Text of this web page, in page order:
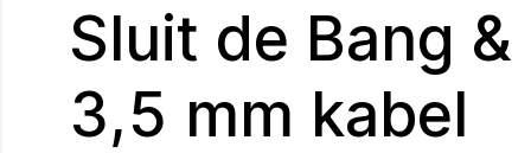
Sluit de Bang
3,5 mm kabel